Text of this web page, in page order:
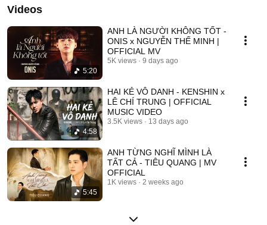
Videos
5:20
ANH LÀ NGƯỜI KHÔNG TỐT -
ONIS x NGUYỄN THẾ MINH |
OFFICIAL MV
5K views 9 days ago
4:58
HAI KẺ VÔ DANH - KENSHIN x
LÊ CHÍ TRUNG | OFFICIAL
MUSIC VIDEO
3.5K views 13 days ago
5:45
ANH TỪNG NGHĨ MÌNH LÀ
TẤT CẢ - TIÊU QUANG | MV
OFFICIAL
1K views 2 weeks ago